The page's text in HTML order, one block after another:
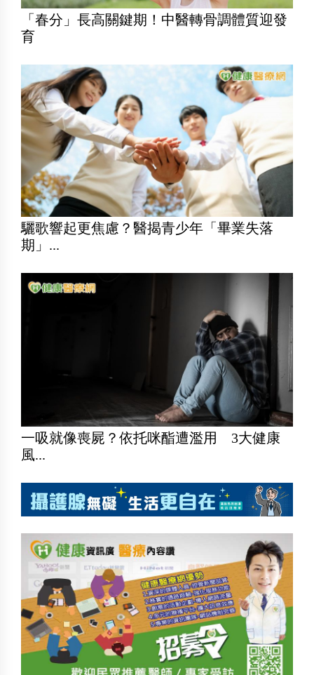
「春分」長高關鍵期！中醫轉骨調體質迎發
育
驪歌響起更焦慮？醫揭青少年「畢業失落
期」...
一吸就像喪屍？依托咪酯遭濫用 3大健康
風...